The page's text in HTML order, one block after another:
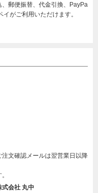
郵便振替、代金引換、PayPa
がご利用いただけます。
文確認メールは翌営業日以降
式会社 丸中